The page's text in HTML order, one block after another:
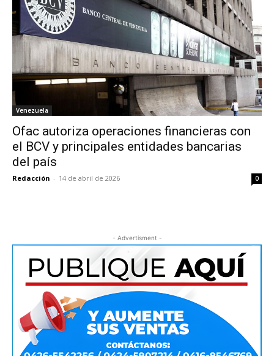
Venezuela
Ofac autoriza operaciones financieras con
el BCV y principales entidades bancarias
del país
Redacción - 14 de abril de 2026 0
- Advertisment -